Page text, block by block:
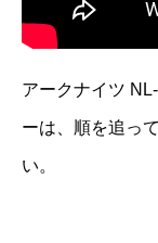
アークナイツ
ーは、順を追っ
い。